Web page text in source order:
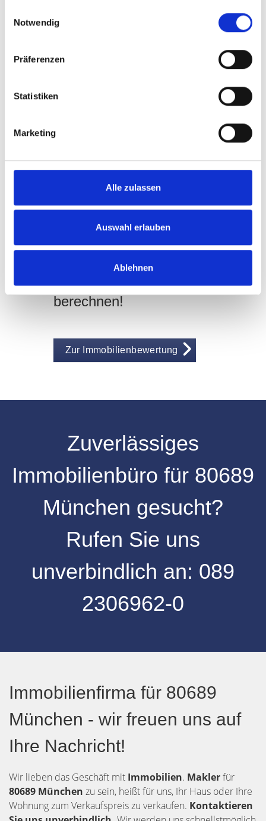
Notwendig
Präferenzen
Statistiken
Marketing
Alle zulassen
Auswahl erlauben
Ablehnen
Wie viel ist Ihre Immobilie in
per E-Mail
Kauf- und Mietpreise für 80689
berechnen!
Zur Immobilienbewertung
Zuverlässiges
Immobilienbüro für 80689
München gesucht?
Rufen Sie uns
unverbindlich an: 089
2306962-0
Immobilienfirma für 80689
München - wir freuen uns auf
Ihre Nachricht!
Wir lieben das Geschäft mit Immobilien. Maklerfür
80689 München zu sein, heißt für uns, Ihr Haus oder Ihre
Wohnung zum Verkaufspreis zu verkaufen. Kontaktieren